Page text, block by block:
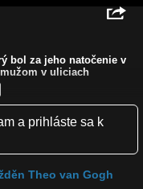
bol za jeho natočenie v
v uliciach
prostredí, ktorý im asi
a prihláste sa k
Theo van Gogh